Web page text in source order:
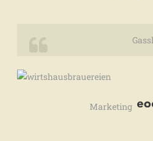
Marketing